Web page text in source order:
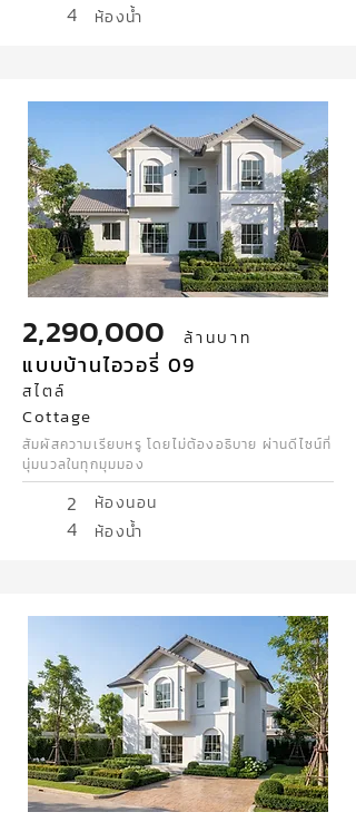
4 ห้องน้ำ
2,290,000 ล้านบาท
แบบบ้านไอวอรี่ 09
สไตล์
Cottage
สัมผัสความเรียบหรู โดยไม่ต้องอธิบาย ผ่านดีไซน์ที่
นุ่มนวลในทุกมุมมอง
2 ห้องนอน
4 ห้องน้ำ